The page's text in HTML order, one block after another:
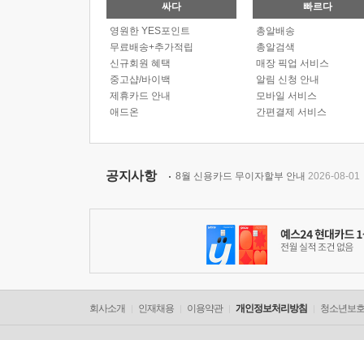
싸다
영원한 YES포인트
무료배송+추가적립
신규회원 혜택
중고샵/바이백
제휴카드 안내
애드온
빠르다
총알배송
총알검색
매장 픽업 서비스
알림 신청 안내
모바일 서비스
간편결제 서비스
공지사항 8월 신용카드 무이자할부 안내 2026-08-01
회사소개 인재채용 이용약관 개인정보처리방침 청소년보